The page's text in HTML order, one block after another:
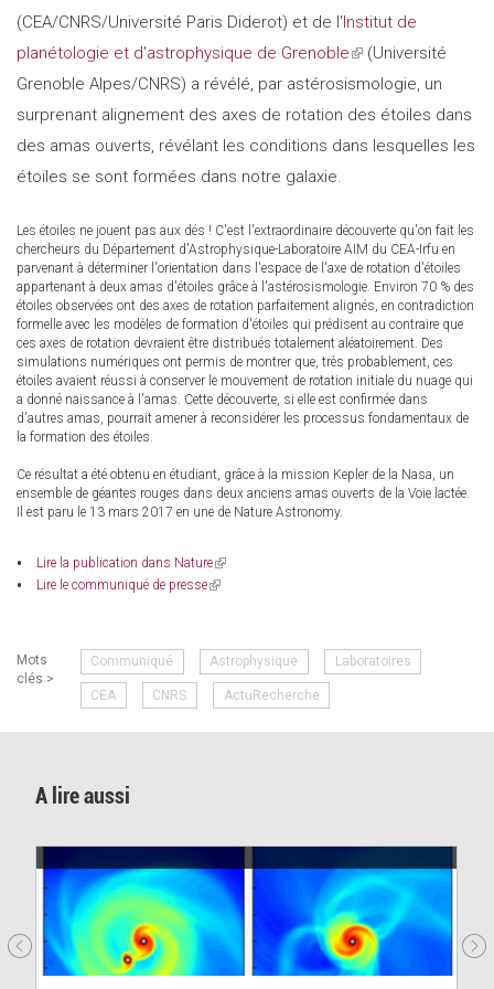
(CEA/CNRS/Université Paris Diderot) et de l' Institut de
planétologie et d'astrophysique de Grenoble(link
is
external)
(Université
Grenoble Alpes/CNRS) a révélé, par astérosismologie, un
surprenant alignement des axes de rotation des étoiles dans
des amas ouverts, révélant les conditions dans lesquelles les
étoiles se sont formées dans notre galaxie.
Les étoiles ne jouent pas aux dés ! C'est l'extraordinaire découverte qu'on fait les
chercheurs du Département d'Astrophysique-Laboratoire AIM du CEA-Irfu en
parvenant à déterminer l'orientation dans l'espace de l'axe de rotation d'étoiles
appartenant à deux amas d'étoiles grâce à l'astérosismologie. Environ 70 % des
étoiles observées ont des axes de rotation parfaitement alignés, en contradiction
formelle avec les modèles de formation d'étoiles qui prédisent au contraire que
ces axes de rotation devraient être distribués totalement aléatoirement. Des
simulations numériques ont permis de montrer que, très probablement, ces
étoiles avaient réussi à conserver le mouvement de rotation initiale du nuage qui
a donné naissance à l'amas. Cette découverte, si elle est confirmée dans
d'autres amas, pourrait amener à reconsidérer les processus fondamentaux de
la formation des étoiles.
Ce résultat a été obtenu en étudiant, grâce à la mission Kepler de la Nasa, un
ensemble de géantes rouges dans deux anciens amas ouverts de la Voie lactée.
Il est paru le 13 mars 2017 en une de Nature Astronomy.
Lire la publication dans Nature(link
is
Lire le communiqué de presse(link
Mots
clés >
Communiqué Astrophysique Laboratoires
CEA CNRS ActuRecherche
A lire aussi